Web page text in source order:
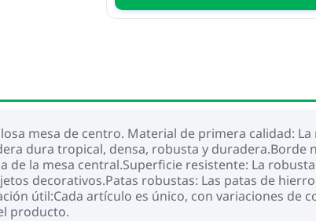
mesa de centro. Material de primera calidad:
dura tropical, densa, robusta y duradera.Borde
la mesa central.Superficie resistente: La
decorativos.Patas robustas: Las patas de
útil:Cada artículo es único, con variaciones de
producto.